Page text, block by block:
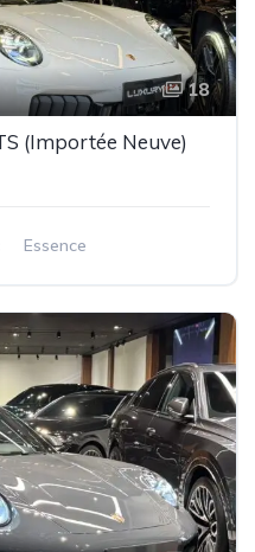
18
(Importée Neuve)
Essence